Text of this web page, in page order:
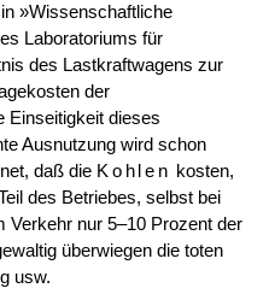
»Wissenschaftliche
Laboratoriums für
des Lastkraftwagens zur
der
Einseitigkeit dieses
Ausnutzung wird schon
daß die Kohlen kosten,
des Betriebes, selbst bei
Verkehr nur 5–10 Prozent der
überwiegen die toten
usw.